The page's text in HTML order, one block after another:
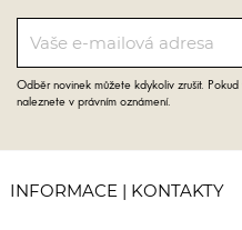
Odběr novinek můžete kdykoliv zrušit.
naleznete v právním oznámení.
INFORMACE | KONTAKTY